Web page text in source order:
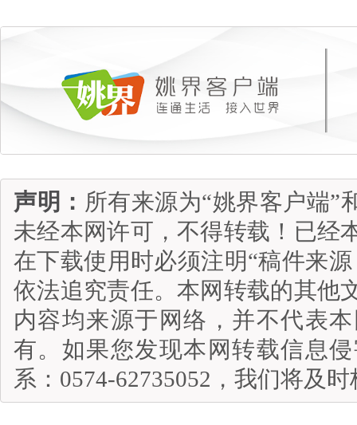
声明： 所有来源为“姚界客户端”
未经本网许可，不得转载！已经
在下载使用时必须注明“稿件来
依法追究责任。本网转载的其他
内容均来源于网络，并不代表
有。如果您发现本网转载信息
系：0574-62735052，我们将及